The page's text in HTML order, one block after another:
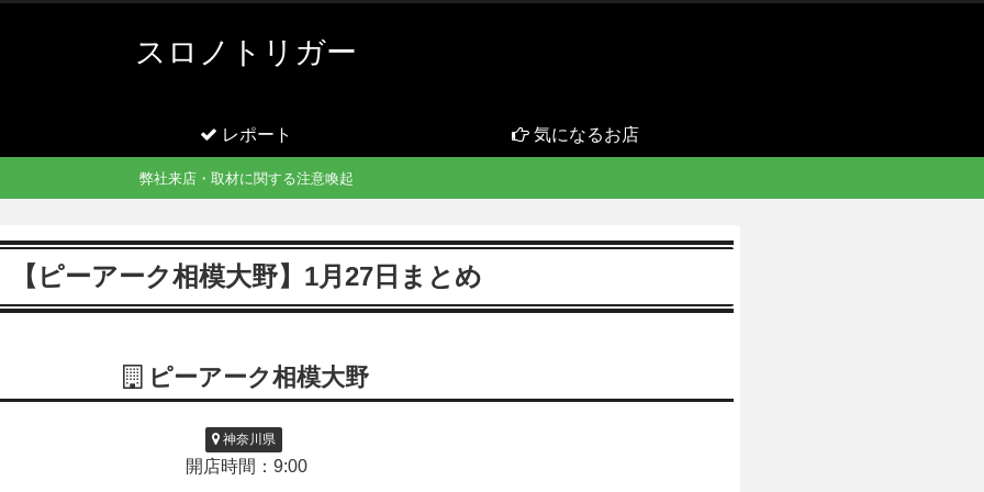
スロノトリガー
レポート 気になるお店
弊社来店・取材に関する注意喚起
【ピーアーク相模大野】1月27日まとめ
ピーアーク相模大野
神奈川県
開店時間：9:00